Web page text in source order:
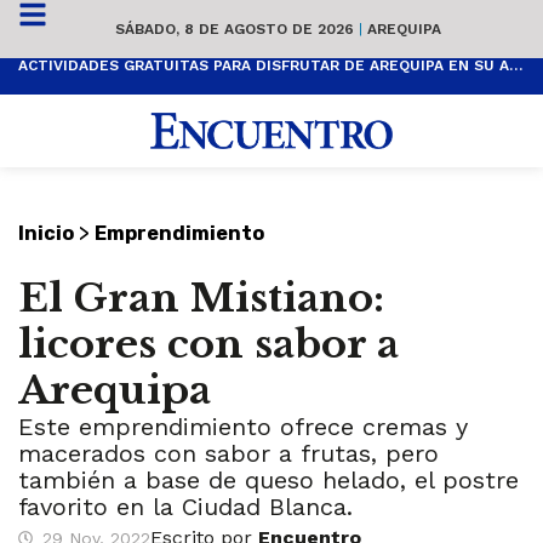
SÁBADO, 8 DE AGOSTO DE 2026 | AREQUIPA
ACTIVIDADES GRATUITAS PARA DISFRUTAR DE AREQUIPA EN SU ANIVERSARIO
Inicio > Emprendimiento
El Gran Mistiano:
licores con sabor a
Arequipa
Este emprendimiento ofrece cremas y
macerados con sabor a frutas, pero
también a base de queso helado, el postre
favorito en la Ciudad Blanca.
29 Nov, 2022Escrito por Encuentro